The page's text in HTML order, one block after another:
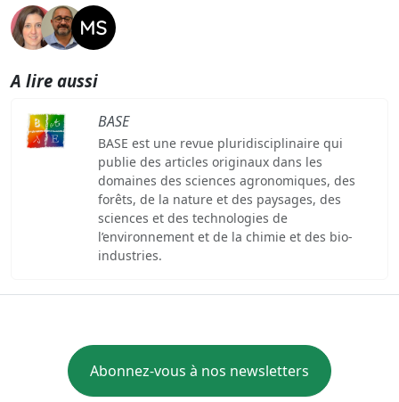
A lire aussi
BASE
BASE est une revue pluridisciplinaire qui
publie des articles originaux dans les
domaines des sciences agronomiques, des
forêts, de la nature et des paysages, des
sciences et des technologies de
l’environnement et de la chimie et des bio-
industries.
Abonnez-vous à nos newsletters